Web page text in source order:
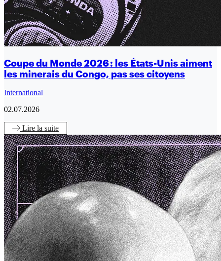
Coupe du Monde 2026 : les États-Unis aiment
les minerais du Congo, pas ses citoyens
International
02.07.2026
Lire la suite